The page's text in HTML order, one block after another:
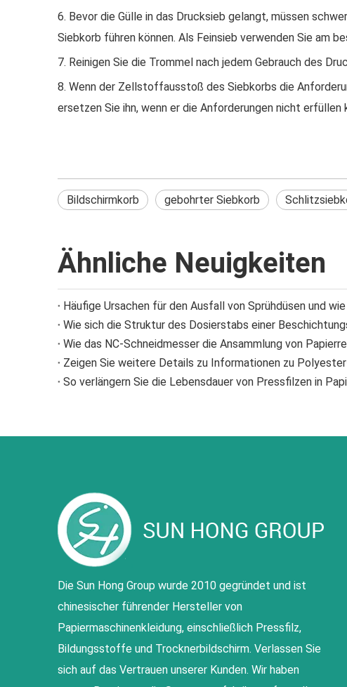
6. Bevor die Gülle in das Drucksieb gelangt, müssen
Siebkorb führen können. Als Feinsieb verwenden Sie am
7. Reinigen Sie die Trommel nach jedem Gebrauch des
8. Wenn der Zellstoffausstoß des Siebkorbs die
ersetzen Sie ihn, wenn er die Anforderungen nicht erfüllen
Bildschirmkorb gebohrter Siebkorb
Ähnliche Neuigkeiten
So verlängern Sie die Lebensdauer von Pressfilzen in
Die Sun Hong Group wurde 2010 gegründet und ist
chinesischer führender Hersteller von
Papiermaschinenkleidung, einschließlich Pressfilz,
Bildungsstoffe und Trocknerbildschirm. Verlassen Sie
sich auf das Vertrauen unserer Kunden. Wir haben